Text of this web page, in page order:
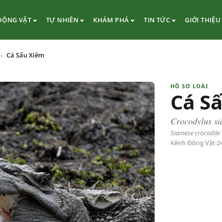
VẬT TỰ NHIÊN KHÁM PHÁ TIN TỨC GIỚI THIỆU
Cá Sấu Xiêm
HỒ SƠ LOÀI
Cá
Crocodylus
Siamese crocodile
Kênh Động Vật·